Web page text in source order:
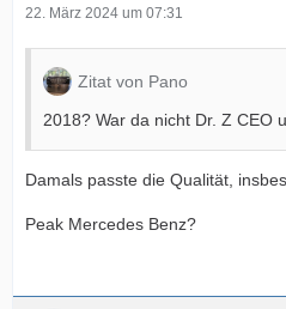
22. März 2024 um 07:31
Zitat von Pano
2018? War da nicht Dr. Z CEO
Damals passte die Qualität,
Peak Mercedes Benz?